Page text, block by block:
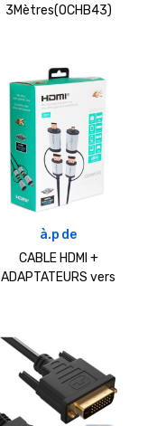
3Mètres(OCHB43)
à.p de
CABLE HDMI +
ADAPTATEURS vers